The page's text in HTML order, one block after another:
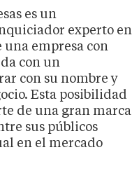
es un
experto en
empresa con
con un
con su nombre y
Esta posibilidad
de una gran marca
sus públicos
en el mercado